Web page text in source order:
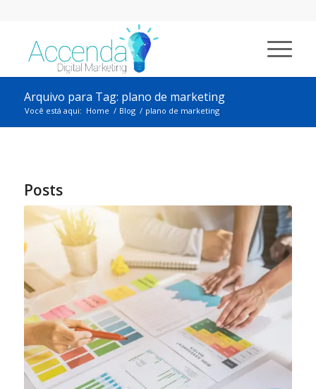
Arquivo para Tag: plano de marketing
Você está aqui: Home / Blog / plano de marketing
Posts